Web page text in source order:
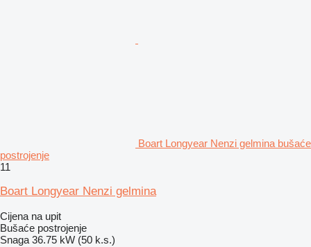
Boart Longyear Nenzi gelmina bušaće
postrojenje
11
Boart Longyear Nenzi gelmina
Cijena na upit
Bušaće postrojenje
Snaga 36.75 kW (50 k.s.)